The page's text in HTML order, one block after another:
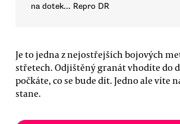
na dotek... Repro DR
Je to jedna z nejostřejších bojových
střetech. Odjištěný granát vhodíte do
počkáte, co se bude dít. Jedno ale víte
stane.